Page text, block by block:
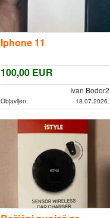
Iphone 11
100,00EUR
Ivan Bodor2
Objavljen: 18.07.2026.